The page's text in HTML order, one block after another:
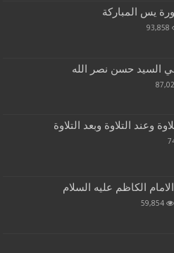
يس المباركة
93,858
السيد حسن نصر الله
وعند التلاوة وبعد التلاوة
الكاظم عليه السلام
59,854